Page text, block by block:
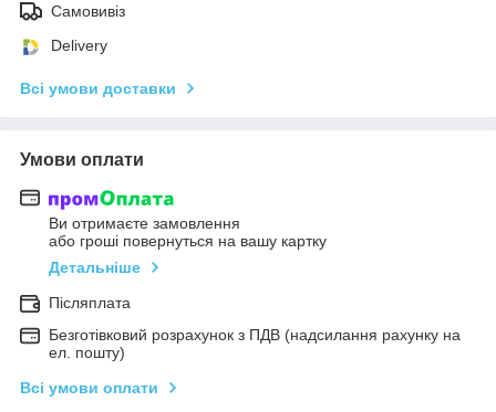
Самовивіз
Delivery
Всі умови доставки
Умови оплати
Ви отримаєте замовлення
або гроші повернуться на вашу картку
Детальніше
Післяплата
Безготівковий розрахунок з ПДВ (надсилання рахунку на
ел. пошту)
Всі умови оплати